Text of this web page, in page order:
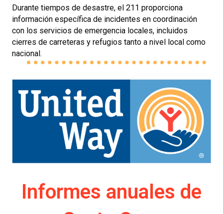
Durante tiempos de desastre, el 211 proporciona
información específica de incidentes en coordinación
con los servicios de emergencia locales, incluidos
cierres de carreteras y refugios tanto a nivel local como
nacional.
Informes anuales de